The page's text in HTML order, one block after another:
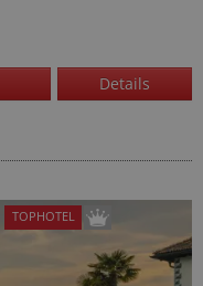
Details
TOPHOTEL